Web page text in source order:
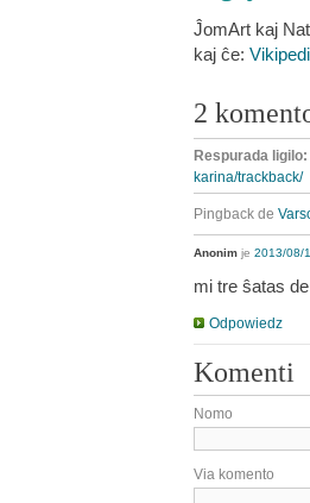
ĴomArt kaj
kaj ĉe:
2
Respurada ligilo:
karina/trackback/
Pingback de
Anonim je 2013/08/
mi tre ŝatas
Odpowiedz
Komenti
Nomo
Via komento